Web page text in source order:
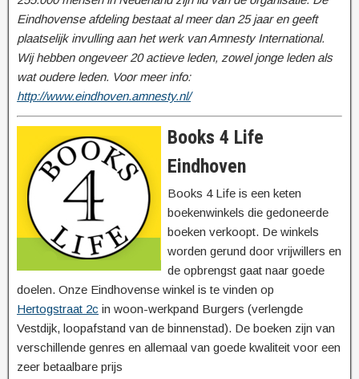
Eindhovense afdeling bestaat al meer dan 25 jaar en geeft
plaatselijk invulling aan het werk van Amnesty International.
Wij hebben ongeveer 20 actieve leden, zowel jonge leden als
wat oudere leden. Voor meer info:
http://www.eindhoven.amnesty.nl/
Books 4 Life
Eindhoven
Books 4 Life is een keten
boekenwinkels die gedoneerde
boeken verkoopt. De winkels
worden gerund door vrijwillers en
de opbrengst gaat naar goede
doelen. Onze Eindhovense winkel is te vinden op
Hertogstraat 2c in woon-werkpand Burgers (verlengde
Vestdijk, loopafstand van de binnenstad). De boeken zijn van
verschillende genres en allemaal van goede kwaliteit voor een
zeer betaalbare prijs